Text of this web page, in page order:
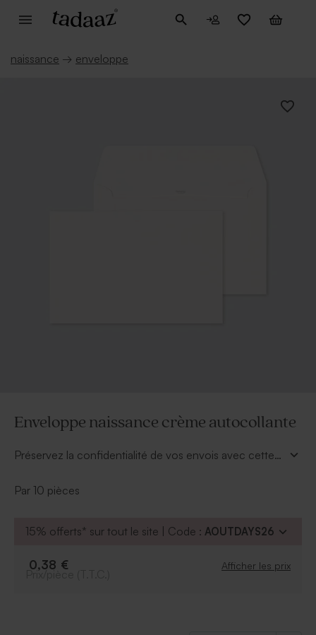
naissance → enveloppe
Enveloppe naissance crème autocollante
Préservez la confidentialité de vos envois avec cette
Par 10 pièces
15% offerts* sur tout le site | Code : AOUTDAYS26
0,38 € Afficher les prix